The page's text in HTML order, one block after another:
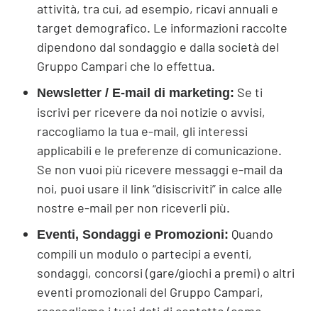
attività, tra cui, ad esempio, ricavi annuali e
target demografico. Le informazioni raccolte
dipendono dal sondaggio e dalla società del
Gruppo Campari che lo effettua.
Newsletter / E-mail di marketing: Se ti
iscrivi per ricevere da noi notizie o avvisi,
raccogliamo la tua e-mail, gli interessi
applicabili e le preferenze di comunicazione.
Se non vuoi più ricevere messaggi e-mail da
noi, puoi usare il link “disiscriviti” in calce alle
nostre e-mail per non riceverli più.
Eventi, Sondaggi e Promozioni: Quando
compili un modulo o partecipi a eventi,
sondaggi, concorsi (gare/giochi a premi) o altri
eventi promozionali del Gruppo Campari,